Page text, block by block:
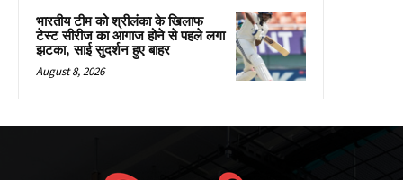
भारतीय टीम को श्रीलंका के खिलाफ
टेस्ट सीरीज का आगाज होने से पहले लगा
झटका, साई सुदर्शन हुए बाहर
August 8, 2026